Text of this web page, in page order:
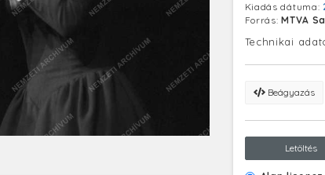
Kiadás dátuma:
Forrás:MTVA
Technikai
Beágyazás
Letöltés